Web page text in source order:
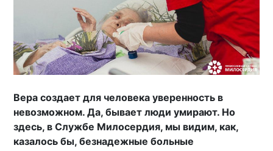
Вера создает для человека уверенность в
невозможном. Да, бывает люди умирают. Но
здесь, в Службе Милосердия, мы видим, как,
казалось бы, безнадежные больные